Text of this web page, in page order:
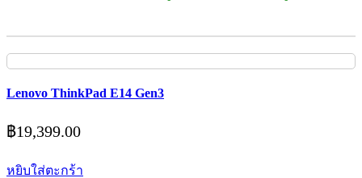
Lenovo ThinkPad E14 Gen3
฿19,399.00
หยิบใส่ตะกร้า